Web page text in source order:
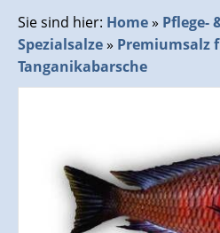
Sie sind hier: Home» Pflege-
Spezialsalze» Premiumsalz
Tanganikabarsche